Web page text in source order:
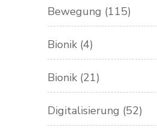
Bewegung (115)
Bionik (4)
Bionik (21)
Digitalisierung (52)